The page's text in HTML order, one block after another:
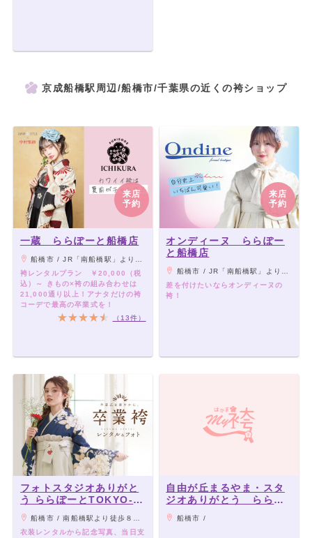
京成船橋駅周辺/船橋市/千葉県の近くの袴ショップ
来店
予約
一蔵 ららぽーと船橋店
船橋市 / JR「南船橋駅」より徒歩5分、京成「船橋競馬場駅」より徒歩10分
袴レンタルプラン ￥20,000（税
込）～ きもの×袴の組み合わせは
21,000通り以上！アナタだけの袴
コーデで最高の卒業式を！
（13件）
来店
予約
オンディーヌ ららぽー
と船橋店
船橋市 / JR「南船橋駅」より徒歩5分、京成「船橋競馬場駅」より徒歩10分
差を付けたいならオンディーヌの
袴！
フォトスタジオありがと
う ららぽーとTOKYO-
BAY NorthGate店
船橋市 / 南船橋駅より徒歩８分 / 船橋競馬場より徒歩５分
衣装レンタルから記念写真、当日支
自由が丘まるやま・スタ
ジオありがとう ららぽ
ーとTOKYO-BAY店（旧
ビビット南船橋店）
船橋市 /